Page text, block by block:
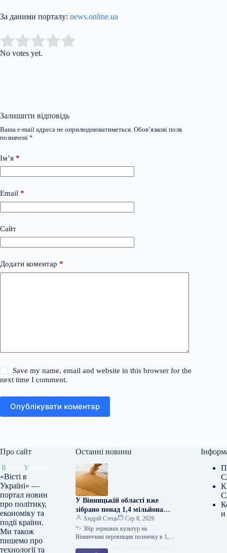
За даними порталу: news.online.ua
Rate this item:
No votes yet.
Залишити відповідь
Ваша e-mail адреса не оприлюднюватиметься. Обов’язкові поля
позначені *
Ім’я *
Email *
Сайт
Додати коментар *
Save my name, email and website in this browser for the
next time I comment.
Опублікувати коментар
Про сайт
«Вісті в
Україні» —
портал новин
про політику,
економіку та
події країни.
Ми також
пишемо про
технології та
Останні новини
У Вінницькій області вже
зібрано понад 1,4 мільйона
тонн зерна, при цьому
врожайність перевищує
показники минулого року –
Андрій Стець
Сер 8, 2026
“> Збір зернових культур на
Вінниччині перевищив позначку в 1,4
и